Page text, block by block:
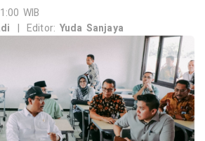
WIB
| Editor: Yuda Sanjaya